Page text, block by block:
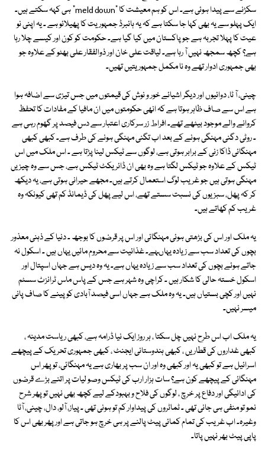
سکڑنے سے پیدا ہوئی ہے۔ اس کو ہم معیشت کا "meld down" ہی کہہ سکتے ہیں۔
ایک پہلو سے یہ بھی کہا جا سکتا ہے کہ یہ ہائبرڈ جمہوریت کا پھیلائو ہے ۔ یہ اپنی نو
عیت کا پہلا تجربہ ہے جو پاکستان میں کیا گیا ہے۔ حکومت کو کون اور کیسے چلا رہا
ہے؟ کچھ سمجھ نہیں آ رہا ہے۔ لیاقت علی خان اور ذوالفقار علی بھٹو کے علاوہ جو
بھی جمہوری ادوار تھے وہ نا مکمل جمہوریتیں تھیں۔
چینی، آ ٹا، دوائیوں اور دیگر اشیائے خور و نوش کی قیمتوں میں جس تیزی سے اضافہ ہوا
ہے اس سے صاف ظاہر ہوتا ہے کہ انھی حکومتوں میں ان مافیا کے مفادات کا تحفظ
کروانے والے موجود بیٹھے تھے۔ افراط زر سرکاری اعتبار سے دس فیصد پر گھوم رہی ہے
۔ روٹی دگنی مہنگی ہونے کے بعد اب تگنی مہنگی ہونے کی طرف ہے۔ کبھی کبھی
مہنگائی ڈاکا زنی کے برابر ہوتی ہے، لوگوں سے ٹیکس لینا پڑتا ہے ۔ اس ملک میں اس
ٹیکس کے علاوہ جو ٹیکس لگتا ہے وہ بھی ان ڈائریکٹ ٹیکس ہے، جس سے وہ چیزیں
مہنگی ہوتی ہیں جو غریب لوگ استعمال کرتے ہیں۔ مجھے حیرانی ہوتی ہے، یہ دیکھ
کر کہ پھل، سبزیوں کی نسبت سستے تھے، اس لیے پھل کی ڈیمانڈ کم تھی کیونکہ وہ
غریب کم کھاتے ہیں۔
یہ ملک اور اس کی بڑھتی ہوئی مہنگائی اور اس پر قرضوں کا بوجھ ۔ دنیا کے ذہنی معذور
بچوں کی تعداد سب سے زیادہ یہاںہے۔ غذائیت سے محروم مائیں یہاں ہیں ۔ اسکول نہ
جاتے ہوئے بچوں کی تعداد سب سے زیادہ یہاں ہے۔ یہ وہ دیس ہے جہاں اسپتال اور
اسکول خستہ حالی کا شکار ہیں ۔ کراچی وہ شہر ہے جس کے پاس ماس ٹرانزٹ سسٹم
نہیں اور کچی بستیاں ہیں۔ یہ وہ ملک ہے جہاں اسی فیصد آبادی کو پینے کا صاف پانی
میسر نہیں۔
یہ ملک اب اس طرح نہیں چل سکتا ، ہر روز ایک نیا ڈرامہ ہے، کبھی ریاست مدینہ ،
کبھی غداروں کی قطاریں ، کبھی ہندوستانی ایجنٹ ، کبھی جمہوری تحریک کے پیچھے
اسرائیل ہے تو کبھی یہ اور کبھی وہ اور ان سب پر بھاری ہے یہ مہنگائی، تو پھر اس
مہنگائی کے پیچھے کون ہے؟ سات ہزار ارب کی ٹیکس وصو لیات پر اتنے بڑے قرضوں
کی ادائیگی اور دفاع پر خرچ ، لوگوں کی فلاح و بہبودکے لیے کچھ بھی نہیں تو پھر شرح
نمو تو منفی ہی جانی تھی ۔ ٹماٹروں کی پیداوار کم تو ہونی تھی ۔ پیاز، آلو، دال، چینی، آٹا
وغیرہ۔ اب غریب کی تمام کمائی پیٹ پالنے پر ہی خرچ ہو جاتی ہے اور پھر بھی اس کا
پاپی پیٹ بھر نہیں پاتا۔